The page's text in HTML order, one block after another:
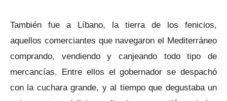
También fue a Líbano, la tierra de los fenicios,
aquellos comerciantes que navegaron el Mediterráneo
comprando, vendiendo y canjeando todo tipo de
mercancías. Entre ellos el gobernador se despachó
con la cuchara grande, y al tiempo que degustaba un